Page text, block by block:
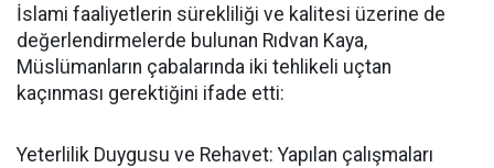
İslami faaliyetlerin sürekliliği ve kalitesi üzerine de
değerlendirmelerde bulunan Rıdvan Kaya,
Müslümanların çabalarında iki tehlikeli uçtan
kaçınması gerektiğini ifade etti:
Yeterlilik Duygusu ve Rehavet: Yapılan çalışmaları